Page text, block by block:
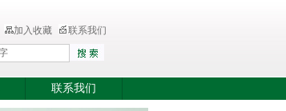
加入收藏 联系我们
联系我们